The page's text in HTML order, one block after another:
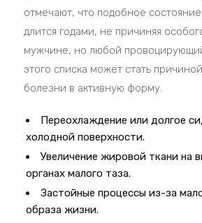
отмечают, что подобное
длится годами, не причиняя
мужчине, но любой
этого списка может стать
болезни в активную форму.
Переохлаждение или долгое
холодной поверхности.
Увеличение жировой ткани на
органах малого таза.
Застойные процессы из-за
образа жизни.